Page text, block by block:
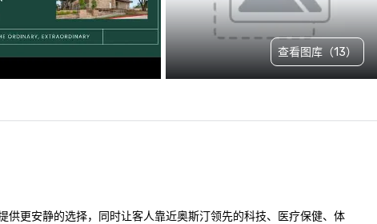
查看图库（13）
供更安静的选择，同时让客人靠近奥斯汀领先的科技、医疗保健、体